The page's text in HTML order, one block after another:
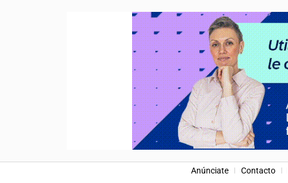
Anúnciate Contacto